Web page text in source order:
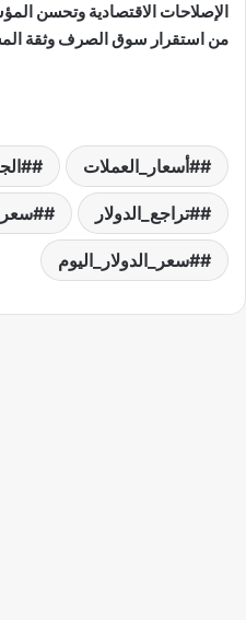
الإصلاحات الاقتصادية وتحسن
من استقرار سوق الصرف وثقة
#أسعار_العملات
#تراجع_الدولار
#سعر_الدولار_اليوم